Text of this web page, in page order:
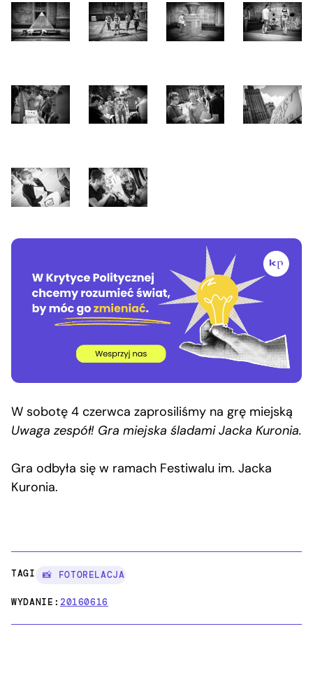
W sobotę 4 czerwca zaprosiliśmy na grę miejską
Uwaga zespół! Gra miejska śladami Jacka Kuronia.
Gra odbyła się w ramach Festiwalu im. Jacka
Kuronia.
TAGI: 📸 FOTORELACJA
WYDANIE:20160616